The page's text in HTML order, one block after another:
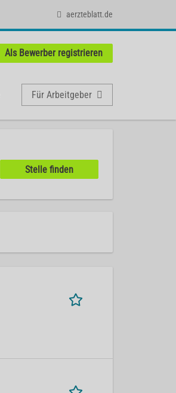
aerzteblatt.de
Als Bewerber registrieren
Für Arbeitgeber